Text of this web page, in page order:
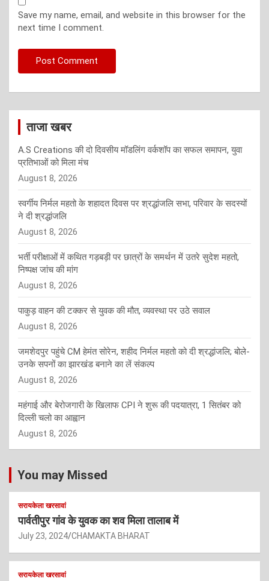
Save my name, email, and website in this browser for the
next time I comment.
ताजा खबर
A.S Creations की दो दिवसीय मॉडलिंग वर्कशॉप का सफल समापन, युवा
प्रतिभाओं को मिला मंच
August 8, 2026
स्वर्गीय निर्मल महतो के शहादत दिवस पर श्रद्धांजलि सभा, परिवार के सदस्यों
ने दी श्रद्धांजलि
August 8, 2026
भर्ती परीक्षाओं में कथित गड़बड़ी पर छात्रों के समर्थन में उतरे सुदेश महतो,
निष्पक्ष जांच की मांग
August 8, 2026
पाकुड़ वाहन की टक्कर से युवक की मौत, व्यवस्था पर उठे सवाल
August 8, 2026
जमशेदपुर पहुंचे CM हेमंत सोरेन, शहीद निर्मल महतो को दी श्रद्धांजलि; बोले-
उनके सपनों का झारखंड बनाने का लें संकल्प
August 8, 2026
महंगाई और बेरोजगारी के खिलाफ CPI ने शुरू की पदयात्रा, 1 सितंबर को
दिल्ली चलो का आह्वान
August 8, 2026
You may Missed
सरायकेला खरसावां
पार्वतीपुर गांव के युवक का शव मिला तालाब में
July 23, 2024 CHAMAKTA BHARAT
सरायकेला खरसावां